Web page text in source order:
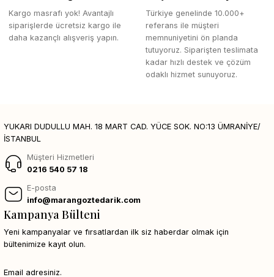
Kargo masrafı yok! Avantajlı
siparişlerde ücretsiz kargo ile
daha kazançlı alışveriş yapın.
Türkiye genelinde 10.000+
referans ile müşteri
memnuniyetini ön planda
tutuyoruz. Siparişten teslimata
kadar hızlı destek ve çözüm
odaklı hizmet sunuyoruz.
YUKARI DUDULLU MAH. 18 MART CAD. YÜCE SOK. NO:13 ÜMRANİYE/
İSTANBUL
Müşteri Hizmetleri
0216 540 57 18
E-posta
info@marangoztedarik.com
Kampanya Bülteni
Yeni kampanyalar ve fırsatlardan ilk siz haberdar olmak için
bültenimize kayıt olun.